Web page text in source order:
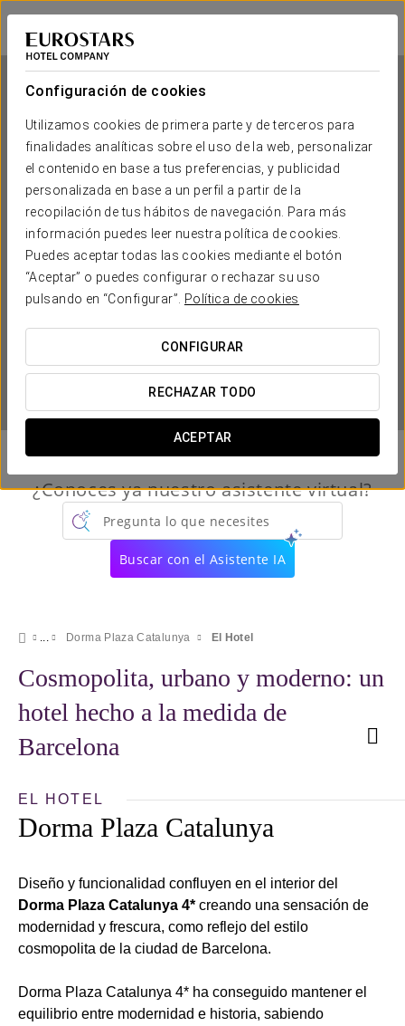
Configuración de cookies
Utilizamos cookies de primera parte y de terceros para
finalidades analíticas sobre el uso de la web, personalizar
el contenido en base a tus preferencias, y publicidad
personalizada en base a un perfil a partir de la
recopilación de tus hábitos de navegación. Para más
información puedes leer nuestra política de cookies.
Puedes aceptar todas las cookies mediante el botón
“Aceptar” o puedes configurar o rechazar su uso
pulsando en “Configurar”.
Política de cookies
CONFIGURAR
RECHAZAR TODO
ACEPTAR
Dorma Plaza Catalunya
BARCELONA
Dorma Plaza Catalunya
BARCELONA
¿CUÁNDO QUIERES IR?
¿Conoces ya nuestro asistente virtual?
Pregunta lo que necesites
Buscar con el Asistente IA
Dorma Plaza Catalunya El Hotel
Cosmopolita, urbano y moderno: un
hotel hecho a la medida de
Barcelona
EL HOTEL
Dorma Plaza Catalunya
Diseño y funcionalidad confluyen en el interior del
Dorma Plaza Catalunya 4* creando una sensación de
modernidad y frescura, como reflejo del estilo
cosmopolita de la ciudad de Barcelona.
Dorma Plaza Catalunya 4* ha conseguido mantener el
equilibrio entre modernidad e historia, sabiendo